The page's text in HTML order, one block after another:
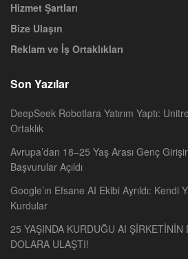
Hizmet Şartları
Bize Ulaşın
Reklam ve İş Ortaklıkları
Son Yazılar
DeepSeek Robotlara Yatırım Yaptı:
Ortaklık
Avrupa’dan 18–25 Yaş Arası Genç
Başvurular Açıldı
Google’ın Efsane AI Ekibi Ayrıldı:
Kurdular
25 YAŞINDA KURDUĞU AI ŞİRKETİNİN
DOLARA ULAŞTI!